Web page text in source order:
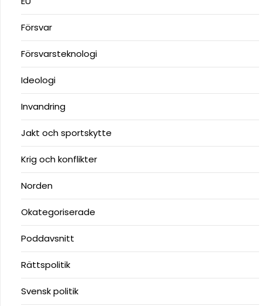
Försvar
Försvarsteknologi
Ideologi
Invandring
Jakt och sportskytte
Krig och konflikter
Norden
Okategoriserade
Poddavsnitt
Rättspolitik
Svensk politik